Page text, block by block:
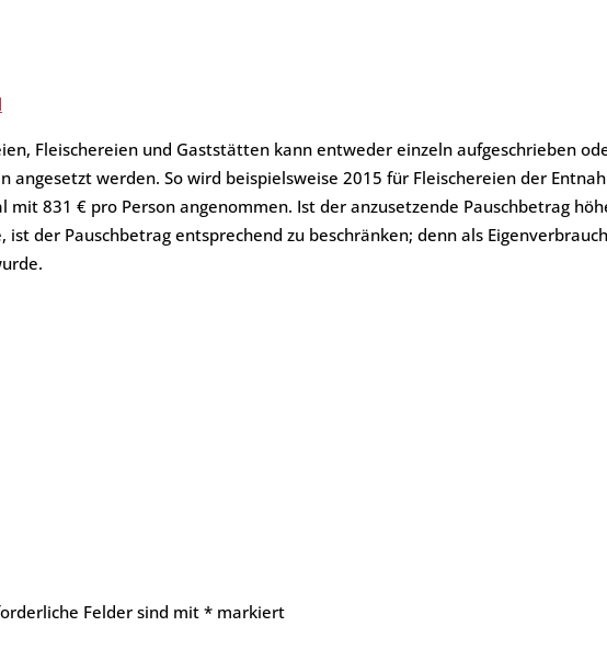
Fleischereien und Gaststätten kann entweder einzeln aufgeschrieben
angesetzt werden. So wird beispielsweise 2015 für Fleischereien der
831 € pro Person angenommen. Ist der anzusetzende Pauschbetrag
der Pauschbetrag entsprechend zu beschränken; denn als
Felder sind mit * markiert